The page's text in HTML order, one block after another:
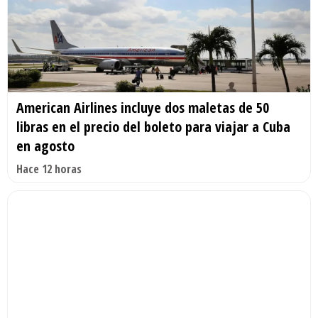
American Airlines incluye dos maletas de 50
libras en el precio del boleto para viajar a Cuba
en agosto
Hace 12 horas